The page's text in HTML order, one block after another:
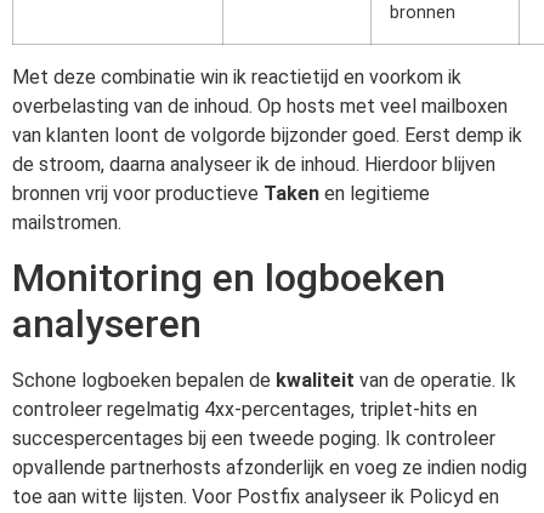
bronnen
Met deze combinatie win ik reactietijd en voorkom ik
overbelasting van de inhoud. Op hosts met veel mailboxen
van klanten loont de volgorde bijzonder goed. Eerst demp ik
de stroom, daarna analyseer ik de inhoud. Hierdoor blijven
bronnen vrij voor productieve Taken en legitieme
mailstromen.
Monitoring en logboeken
analyseren
Schone logboeken bepalen de kwaliteit van de operatie. Ik
controleer regelmatig 4xx-percentages, triplet-hits en
succespercentages bij een tweede poging. Ik controleer
opvallende partnerhosts afzonderlijk en voeg ze indien nodig
toe aan witte lijsten. Voor Postfix analyseer ik Policyd en